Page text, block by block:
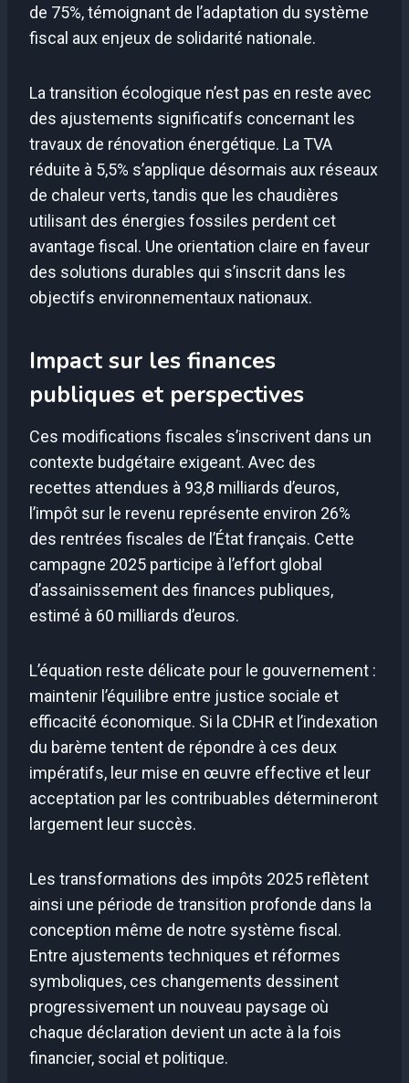
de 75%, témoignant de l’adaptation du système
fiscal aux enjeux de solidarité nationale.
La transition écologique n’est pas en reste avec
des ajustements significatifs concernant les
travaux de rénovation énergétique. La TVA
réduite à 5,5% s’applique désormais aux réseaux
de chaleur verts, tandis que les chaudières
utilisant des énergies fossiles perdent cet
avantage fiscal. Une orientation claire en faveur
des solutions durables qui s’inscrit dans les
objectifs environnementaux nationaux.
Impact sur les finances
publiques et perspectives
Ces modifications fiscales s’inscrivent dans un
contexte budgétaire exigeant. Avec des
recettes attendues à 93,8 milliards d’euros,
l’impôt sur le revenu représente environ 26%
des rentrées fiscales de l’État français. Cette
campagne 2025 participe à l’effort global
d’assainissement des finances publiques,
estimé à 60 milliards d’euros.
L’équation reste délicate pour le gouvernement :
maintenir l’équilibre entre justice sociale et
efficacité économique. Si la CDHR et l’indexation
du barème tentent de répondre à ces deux
impératifs, leur mise en œuvre effective et leur
acceptation par les contribuables détermineront
largement leur succès.
Les transformations des impôts 2025 reflètent
ainsi une période de transition profonde dans la
conception même de notre système fiscal.
Entre ajustements techniques et réformes
symboliques, ces changements dessinent
progressivement un nouveau paysage où
chaque déclaration devient un acte à la fois
financier, social et politique.